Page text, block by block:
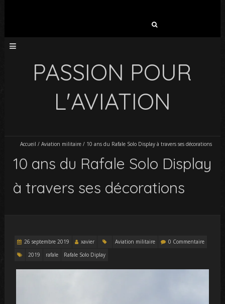
PASSION POUR
L'AVIATION
Accueil / Aviation militaire/ 10 ans du Rafale Solo Display à travers ses décorations
10 ans du Rafale Solo Display
à travers ses décorations
26 septembre 2019 xavier Aviation militaire
0 Commentaire
2019
rafale Rafale Solo Diplay